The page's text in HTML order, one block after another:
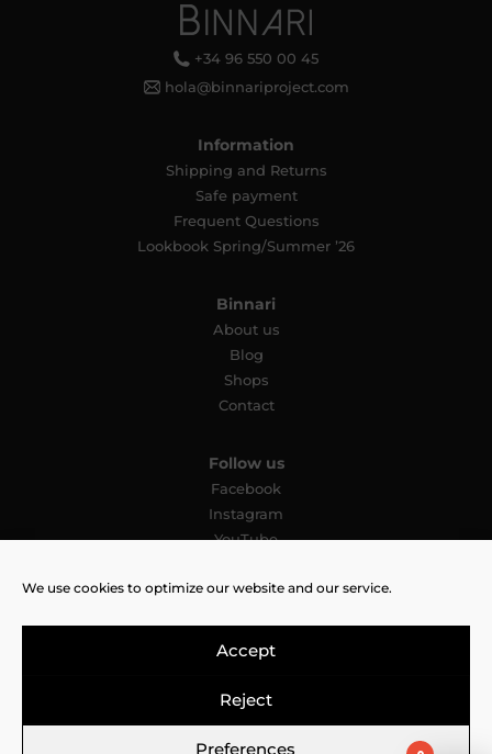
We use cookies to optimize our website and our service.
Accept
Reject
Preferences
+34 96 550 00 45
hola@binnariproject.com
Information
Shipping and Returns
Safe payment
Frequent Questions
Lookbook Spring/Summer ’26
Binnari
About us
Blog
Shops
Contact
Follow us
Facebook
Instagram
YouTube
TikTok
Legal Notice Cookies Policy Privacy Policy